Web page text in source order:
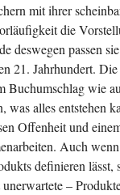
mit ihrer
die
deswegen passen
21. Jahrhundert. Die
Buchumschlag wie
was alles entstehen
Offenheit und
Auch
definieren lässt,
–